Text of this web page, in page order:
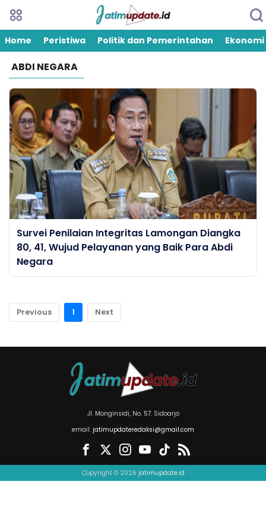
Home Peristiwa Politik dan Pemerintahan Ekonomi
ABDI NEGARA
Survei Penilaian Integritas Lamongan Diangka
80, 41, Wujud Pelayanan yang Baik Para Abdi
Negara
Previous 1 Next
Jl. Monginsidi, No. 57. Sidoarjo
email: jatimupdateredaksi@gmail.com
Copyright © 2026 jatimupdate.id